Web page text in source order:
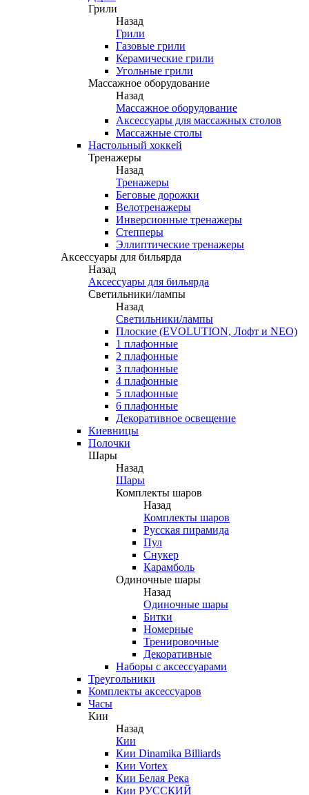
Грили
Назад
Грили
Газовые грили
Керамические грили
Угольные грили
Массажное оборудование
Назад
Массажное оборудование
Аксессуары для массажных столов
Массажные столы
Настольный хоккей
Тренажеры
Назад
Тренажеры
Беговые дорожки
Велотренажеры
Инверсионные тренажеры
Степперы
Эллиптические тренажеры
Аксессуары для бильярда
Назад
Аксессуары для бильярда
Светильники/лампы
Назад
Светильники/лампы
Плоские (EVOLUTION, Лофт и NEO)
1 плафонные
2 плафонные
3 плафонные
4 плафонные
5 плафонные
6 плафонные
Декоративное освещение
Киевницы
Полочки
Шары
Назад
Шары
Комплекты шаров
Назад
Комплекты шаров
Русская пирамида
Пул
Снукер
Карамболь
Одиночные шары
Назад
Одиночные шары
Битки
Номерные
Тренировочные
Декоративные
Наборы с аксессуарами
Треугольники
Комплекты аксессуаров
Часы
Кии
Назад
Кии
Кии Dinamika Billiards
Кии Vortex
Кии Белая Река
Кии РУССКИЙ